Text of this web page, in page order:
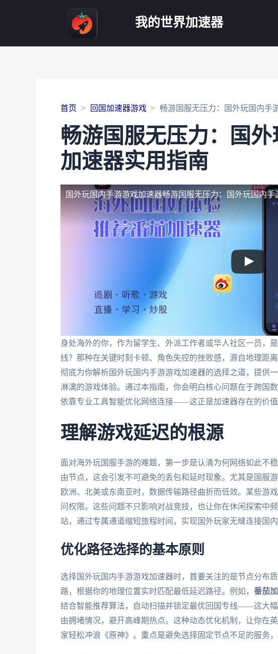
我的世界加速器
首页 回国加速器游戏 畅游国服无压力：国外玩国内手
畅游国服无压力：国
加速器实用指南
国外玩国内手游游戏加速器畅游国服无压力：国外玩国内
身处海外的你，作为留学生、外派工作者或华人社区一员，
线？那种在关键时刻卡顿、角色失控的挫败感，源自地理距
彻底为你解析国外玩国内手游游戏加速器的选择之道，提供
淋漓的游戏体验。通过本指南，你会明白核心问题在于跨国
依靠专业工具智能优化网络连接——这正是加速器存在的价值
理解游戏延迟的根源
面对海外玩国服手游的难题，第一步是认清为何网络如此不
由节点，这会引发不可避免的丢包和延时现象。尤其是国服
欧洲、北美或东南亚时，数据传输路径曲折而低效。某些游
问权限。这些问题不只影响对战竞技，也让你在休闲探索中
站，通过专属通道缩短旅程时间，实现国外玩家无缝连接国内
优化路径选择的基本原则
选择国外玩国内手游游戏加速器时，首要关注的是节点分布
路，根据你的地理位置实时匹配最低延迟路径。例如， 番茄
结合智能推荐算法，自动扫描并锁定最优回国专线——这大
由拥堵情况，避开高峰期热点。这种动态优化机制，让你在
家轻松冲浪《原神》。重点是避免选择固定节点不足的服务